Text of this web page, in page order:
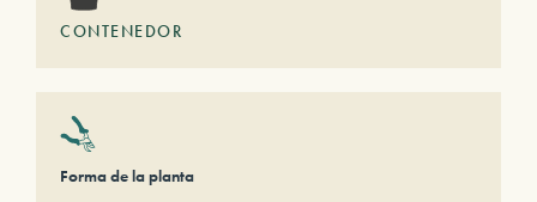
CONTENEDOR
Forma de la planta